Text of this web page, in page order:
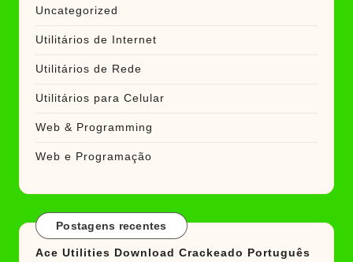
Uncategorized
Utilitários de Internet
Utilitários de Rede
Utilitários para Celular
Web & Programming
Web e Programação
Postagens recentes
Ace Utilities Download Crackeado Português